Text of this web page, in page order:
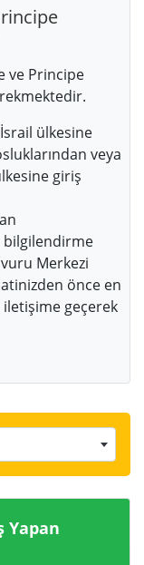
ve Principe
ülkesine
veya
giriş
bilgilendirme
Merkezi
önce en
geçerek